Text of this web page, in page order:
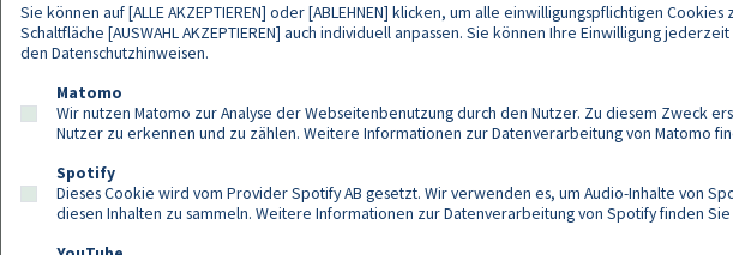
Sie können auf [ALLE AKZEPTIEREN] oder [ABLEHNEN] klicken, um alle einwilligungspflichtigen
Schaltfläche [AUSWAHL AKZEPTIEREN] auch individuell anpassen. Sie können Ihre Einwilligung
den Datenschutzhinweisen.
Matomo
Wir nutzen Matomo zur Analyse der Webseitenbenutzung durch den Nutzer. Zu diesem Zweck
Nutzer zu erkennen und zu zählen. Weitere Informationen zur Datenverarbeitung von Matomo
Spotify
Dieses Cookie wird vom Provider Spotify AB gesetzt. Wir verwenden es, um Audio-Inhalte von
diesen Inhalten zu sammeln. Weitere Informationen zur Datenverarbeitung von Spotify finden
Follow us